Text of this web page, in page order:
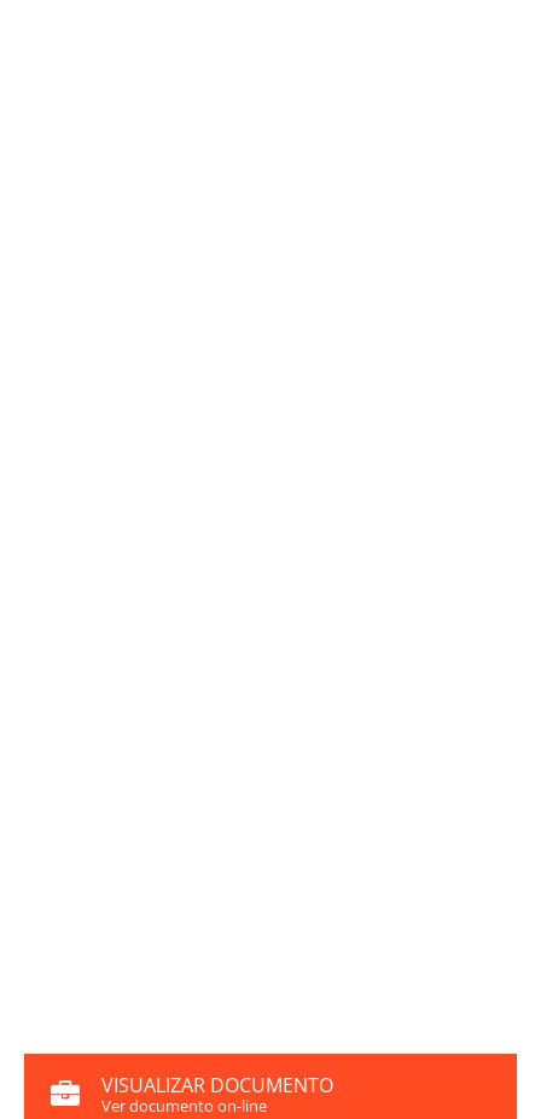
VISUALIZAR DOCUMENTO
Ver documento on-line